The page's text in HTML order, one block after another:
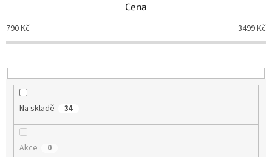
p
r
o
u
Cena
790Kč 3499Kč
Na skladě 34
Akce 0